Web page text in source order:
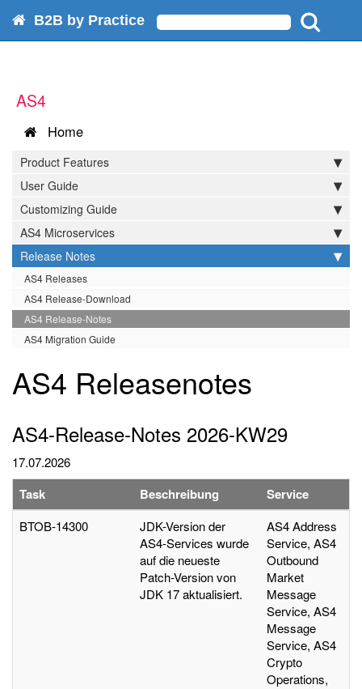
B2B by Practice
AS4
Home
Product Features
User Guide
Customizing Guide
AS4 Microservices
Release Notes
AS4 Releases
AS4 Release-Download
AS4 Release-Notes
AS4 Migration Guide
AS4 Releasenotes
AS4-Release-Notes 2026-KW29
17.07.2026
Task Beschreibung Service
BTOB-14300
JDK-Version der
AS4-Services wurde
auf die neueste
Patch-Version von
JDK 17 aktualisiert.
AS4 Address
Service, AS4
Outbound
Market
Message
Service, AS4
Message
Service, AS4
Crypto
Operations,